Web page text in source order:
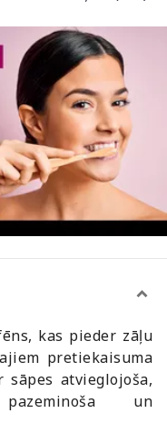
kas pieder zāļu
pretiekaisuma
sāpes atvieglojoša,
un